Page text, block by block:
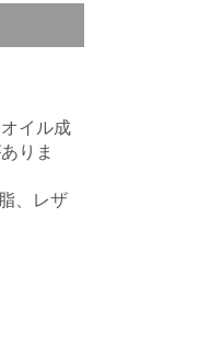
イル成
りま
、レザ